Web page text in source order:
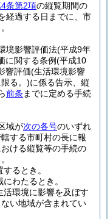
条第2項の縦覧期間の
経過する日までに、市
境影響評価法(平成9年
に関する条例(平成10
響評価(生活環境影響
る。)に係る告示、縦
前条 までに定める手続
域が次の各号のいずれ
する市町村の長に報
ける縦覧等の手続の
るとき。
わたるとき。
環境に影響を及ぼす
い地域が含まれてい